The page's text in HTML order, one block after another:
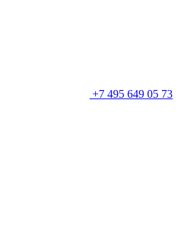
+7 495 649 05 73